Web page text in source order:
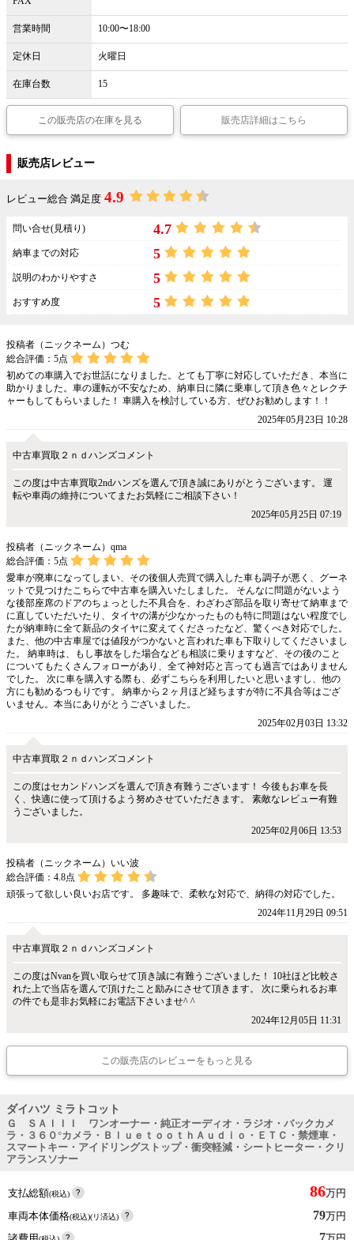
営業時間 10:00〜18:00
定休日 火曜日
在庫台数 15
この販売店の在庫を見る 販売店詳細はこちら
販売店レビュー
レビュー総合 満足度 4.9
問い合せ(見積り) 4.7
納車までの対応 5
説明のわかりやすさ 5
おすすめ度 5
投稿者（ニックネーム）つむ
総合評価： 5点
初めての車購入でお世話になりました。とても丁寧に対応していただき、本当に
助かりました。車の運転が不安なため、納車日に隣に乗車して頂き色々とレクチ
ャーもしてもらいました！ 車購入を検討している方、ぜひお勧めします！！
2025年05月23日 10:28
中古車買取２ｎｄハンズコメント
この度は中古車買取2ndハンズを選んで頂き誠にありがとうございます。 運
転や車両の維持についてまたお気軽にご相談下さい！
2025年05月25日 07:19
投稿者（ニックネーム）qma
総合評価： 5点
愛車が廃車になってしまい、その後個人売買で購入した車も調子が悪く、グーネ
ットで見つけたこちらで中古車を購入いたしました。 そんなに問題がないよう
な後部座席のドアのちょっとした不具合を、わざわざ部品を取り寄せて納車まで
に直していただいたり、タイヤの溝が少なかったものも特に問題はない程度でし
たが納車時に全て新品のタイヤに変えてくださったなど、驚くべき対応でした。
また、他の中古車屋では値段がつかないと言われた車も下取りしてくださいまし
た。 納車時は、もし事故をした場合なども相談に乗りますなど、その後のこと
についてもたくさんフォローがあり、全て神対応と言っても過言ではありません
でした。 次に車を購入する際も、必ずこちらを利用したいと思いますし、他の
方にも勧めるつもりです。 納車から２ヶ月ほど経ちますが特に不具合等はござ
いません。本当にありがとうございました。
2025年02月03日 13:32
中古車買取２ｎｄハンズコメント
この度はセカンドハンズを選んで頂き有難うございます！ 今後もお車を長
く、快適に使って頂けるよう努めさせていただきます。 素敵なレビュー有難
うございました。
2025年02月06日 13:53
投稿者（ニックネーム）いい波
総合評価： 4.8点
頑張って欲しい良いお店です。 多趣味で、柔軟な対応で、納得の対応でした。
2024年11月29日 09:51
中古車買取２ｎｄハンズコメント
この度はNvanを買い取らせて頂き誠に有難うございました！ 10社ほど比較さ
れた上で当店を選んで頂けたこと励みにさせて頂きます。 次に乗られるお車
の件でも是非お気軽にお電話下さいませ^ ^
2024年12月05日 11:31
この販売店のレビューをもっと見る
ダイハツ ミラトコット
Ｇ ＳＡＩＩＩ ワンオーナー・純正オーディオ・ラジオ・バックカメ
ラ・３６０°カメラ・ＢｌｕｅｔｏｏｔｈＡｕｄｉｏ・ＥＴＣ・禁煙車・
スマートキー・アイドリングストップ・衝突軽減・シートヒーター・クリ
アランスソナー
支払総額(税込) 86万円
車両本体価格(税込)(リ済込) 79万円